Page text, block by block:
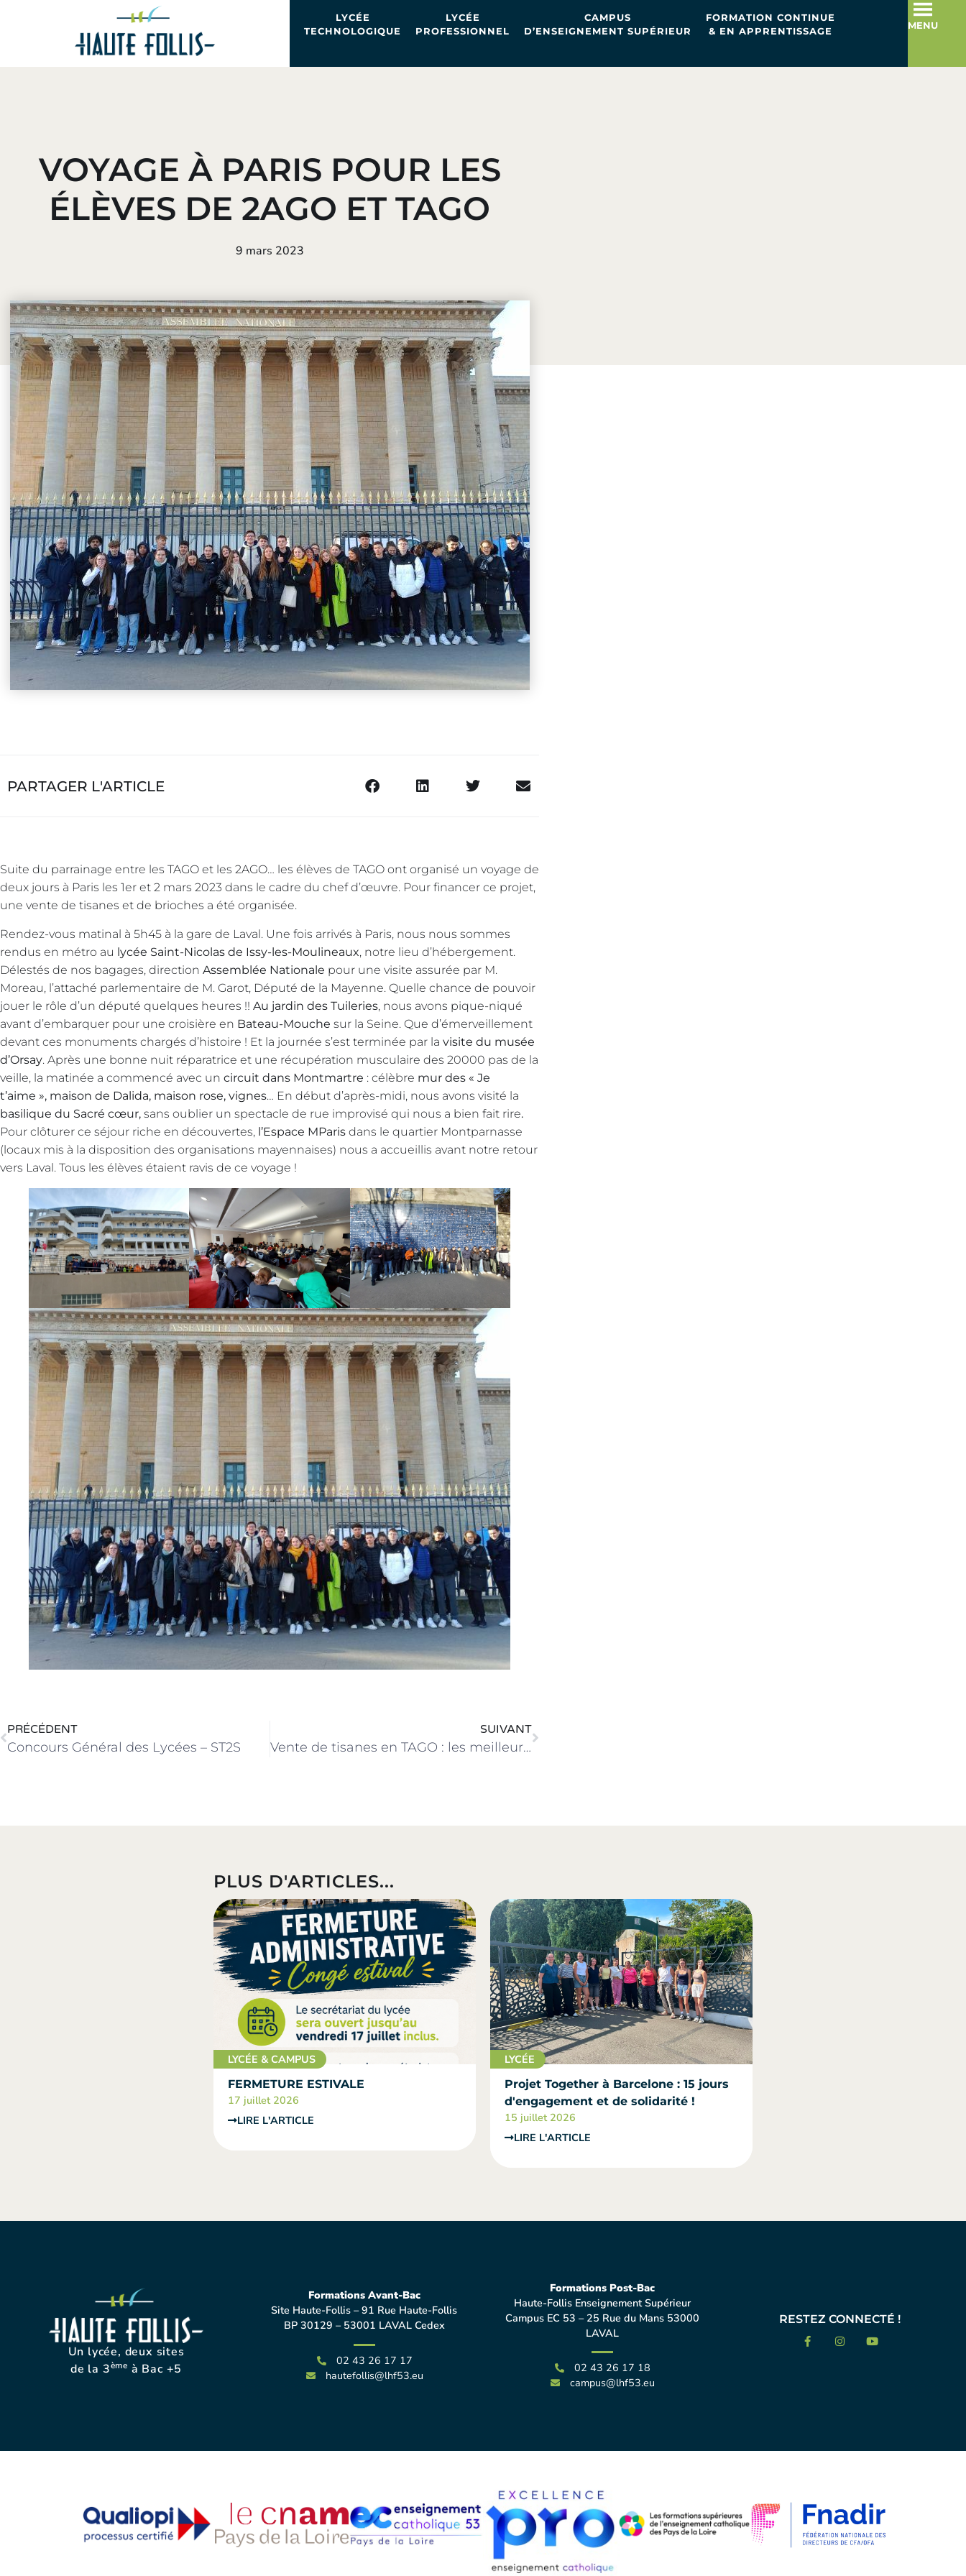
LYCÉE
TECHNOLOGIQUE
LYCÉE
PROFESSIONNEL
CAMPUS
D’ENSEIGNEMENT SUPÉRIEUR
FORMATION CONTINUE
& EN APPRENTISSAGE
MENU
VOYAGE À PARIS POUR LES
ÉLÈVES DE 2AGO ET TAGO
9 mars 2023
PARTAGER L'ARTICLE
Suite du parrainage entre les TAGO et les 2AGO… les élèves de TAGO ont organisé un voyage de
deux jours à Paris les 1er et 2 mars 2023 dans le cadre du chef d’œuvre. Pour financer ce projet,
une vente de tisanes et de brioches a été organisée.
Rendez-vous matinal à 5h45 à la gare de Laval. Une fois arrivés à Paris, nous nous sommes
rendus en métro au lycée Saint-Nicolas de Issy-les-Moulineaux, notre lieu d’hébergement.
Délestés de nos bagages, direction Assemblée Nationale pour une visite assurée par M.
Moreau, l’attaché parlementaire de M. Garot, Député de la Mayenne. Quelle chance de pouvoir
jouer le rôle d’un député quelques heures !! Au jardin des Tuileries, nous avons pique-niqué
avant d’embarquer pour une croisière en Bateau-Mouche sur la Seine. Que d’émerveillement
devant ces monuments chargés d’histoire ! Et la journée s’est terminée par la visite du musée
d’Orsay. Après une bonne nuit réparatrice et une récupération musculaire des 20000 pas de la
veille, la matinée a commencé avec un circuit dans Montmartre : célèbre mur des « Je
t’aime », maison de Dalida, maison rose, vignes… En début d’après-midi, nous avons visité la
basilique du Sacré cœur, sans oublier un spectacle de rue improvisé qui nous a bien fait rire.
Pour clôturer ce séjour riche en découvertes, l’Espace MParis dans le quartier Montparnasse
(locaux mis à la disposition des organisations mayennaises) nous a accueillis avant notre retour
vers Laval. Tous les élèves étaient ravis de ce voyage !
PRÉCÉDENT
Concours Général des Lycées – ST2S
SUIVANT
Vente de tisanes en TAGO : les meilleurs vendeurs récompensés
PLUS D'ARTICLES...
LYCÉE & CAMPUS
FERMETURE ESTIVALE
17 juillet 2026
LIRE L'ARTICLE
LYCÉE
Projet Together à Barcelone : 15 jours
d'engagement et de solidarité !
15 juillet 2026
LIRE L'ARTICLE
Un lycée, deux sites
de la 3ème à Bac +5
Formations Avant-Bac
Site Haute-Follis – 91 Rue Haute-Follis
BP 30129 – 53001 LAVAL Cedex
02 43 26 17 17
hautefollis@lhf53.eu
Formations Post-Bac
Haute-Follis Enseignement Supérieur
Campus EC 53 – 25 Rue du Mans 53000
LAVAL
02 43 26 17 18
campus@lhf53.eu
RESTEZ CONNECTÉ !